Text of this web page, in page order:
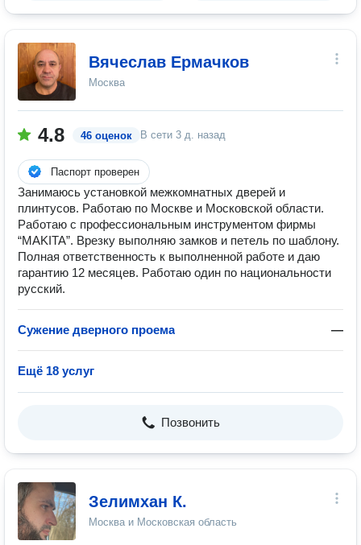
Вячеслав Ермачков
Москва
4.8 46 оценок В сети 3 д. назад
Паспорт проверен
Занимаюсь установкой межкомнатных дверей и
плинтусов. Работаю по Москве и Московской области.
Работаю с профессиональным инструментом фирмы
“MAKITA”. Врезку выполняю замков и петель по шаблону.
Полная ответственность к выполненной работе и даю
гарантию 12 месяцев. Работаю один по национальности
русский.
Сужение дверного проема —
Ещё 18 услуг
Позвонить
Зелимхан К.
Москва и Московская область